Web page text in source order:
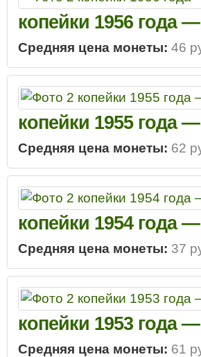
копейки 1956 года
Средняя цена монеты: 46
копейки 1955 года
Средняя цена монеты: 62
копейки 1954 года
Средняя цена монеты: 37
копейки 1953 года
Средняя цена монеты: 61